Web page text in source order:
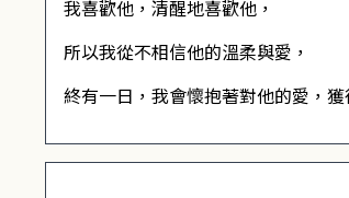
我喜歡他，清醒地喜歡他，
所以我從不相信他的溫柔與愛，
終有一日，我會懷抱著對他的愛，